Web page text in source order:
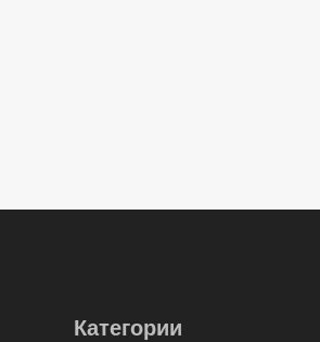
Категории